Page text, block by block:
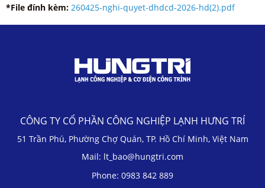
*File đính kèm: 260425-nghi-quyet-dhdcd-2026-hd(2).pdf
CÔNG TY CỔ PHẦN CÔNG NGHIỆP LẠNH HƯNG TRÍ
51 Trần Phú, Phường Chợ Quán, TP. Hồ Chí Minh, Việt Nam
Mail: lt_bao@hungtri.com
Phone: 0983 842 889